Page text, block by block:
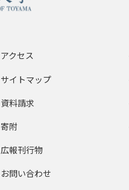
アクセス
サイトマップ
資料請求
寄附
広報刊行物
お問い合わせ